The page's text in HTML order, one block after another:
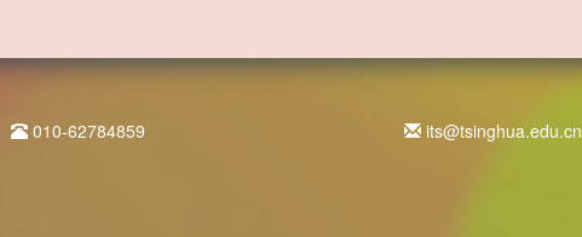
010-62784859 its@tsinghua.edu.cn